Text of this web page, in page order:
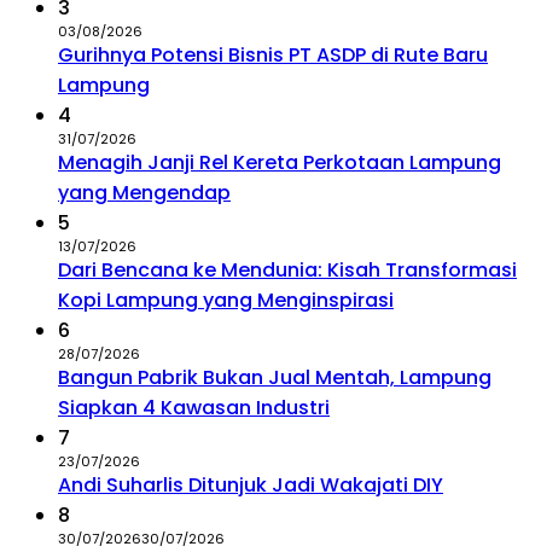
3
03/08/2026
Gurihnya Potensi Bisnis PT ASDP di Rute Baru
Lampung
4
31/07/2026
Menagih Janji Rel Kereta Perkotaan Lampung
yang Mengendap
5
13/07/2026
Dari Bencana ke Mendunia: Kisah Transformasi
Kopi Lampung yang Menginspirasi
6
28/07/2026
Bangun Pabrik Bukan Jual Mentah, Lampung
Siapkan 4 Kawasan Industri
7
23/07/2026
Andi Suharlis Ditunjuk Jadi Wakajati DIY
8
30/07/202630/07/2026